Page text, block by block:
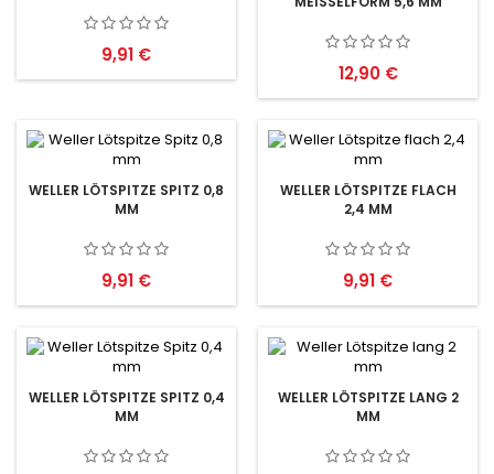
Preis
9,91 €
Preis
12,90 €
WELLER LÖTSPITZE SPITZ 0,8
MM
Preis
9,91 €
WELLER LÖTSPITZE FLACH
2,4 MM
Preis
9,91 €
WELLER LÖTSPITZE SPITZ 0,4
MM
WELLER LÖTSPITZE LANG 2
MM